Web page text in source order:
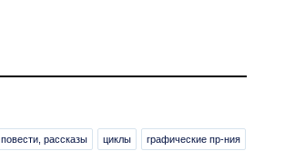
повести, рассказы циклы графические пр-ния